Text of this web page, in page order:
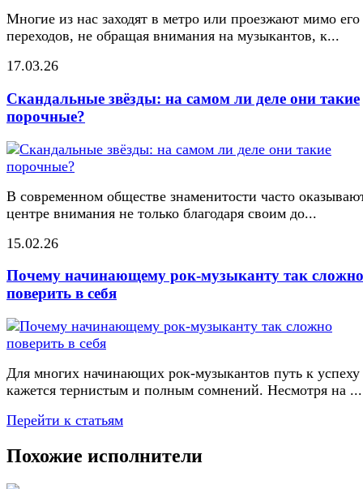
Многие из нас заходят в метро или проезжают мимо его
переходов, не обращая внимания на музыкантов, к...
17.03.26
Скандальные звёзды: на самом ли деле они такие
порочные?
В современном обществе знаменитости часто
центре внимания не только благодаря своим до...
15.02.26
Почему начинающему рок-музыканту так сложно
поверить в себя
Для многих начинающих рок-музыкантов путь к успеху
кажется тернистым и полным сомнений. Несмотря на ...
Перейти к статьям
Похожие исполнители